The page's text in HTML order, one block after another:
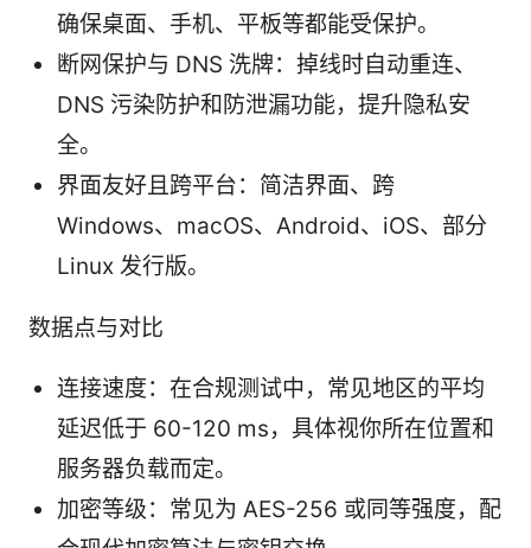
确保桌面、手机、平板等都能受保护。
断网保护与 DNS 洗牌：掉线时自动重连、
DNS 污染防护和防泄漏功能，提升隐私安
全。
界面友好且跨平台：简洁界面、跨
Windows、macOS、Android、iOS、部分
Linux 发行版。
数据点与对比
连接速度：在合规测试中，常见地区的平均
延迟低于 60-120 ms，具体视你所在位置和
服务器负载而定。
加密等级：常见为 AES-256 或同等强度，配